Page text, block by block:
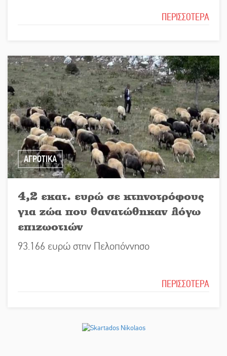
ΠΕΡΙΣΣΟΤΕΡΑ
ΑΓΡΟΤΙΚΑ
4,2 εκατ. ευρώ σε κτηνοτρόφους
για ζώα που θανατώθηκαν λόγω
επιζωοτιών
93.166 ευρώ στην Πελοπόννησο
ΠΕΡΙΣΣΟΤΕΡΑ